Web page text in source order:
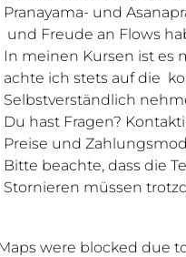
Pranayama- und
und Freude an Flows
In meinen Kursen ist es
achte ich stets auf die
Selbstverständlich
Du hast Fragen?
Preise und
Bitte beachte, dass die
Stornieren müssen
were blocked due